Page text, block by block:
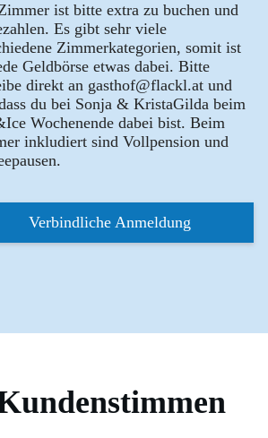
ist bitte extra zu buchen und
Es gibt sehr viele
Zimmerkategorien, somit ist
Geldbörse etwas dabei. Bitte
direkt an gasthof@flackl.at und
du bei Sonja & KristaGilda beim
Wochenende dabei bist. Beim
inkludiert sind Vollpension und
Verbindliche Anmeldung